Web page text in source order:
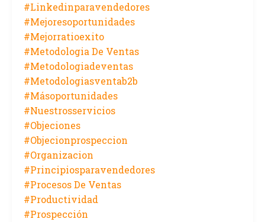
#linkedinparavendedores
#mejoresoportunidades
#mejorratioexito
#metodologia De Ventas
#metodologiadeventas
#metodologiasventab2b
#másoportunidades
#nuestrosservicios
#objeciones
#objecionprospeccion
#organizacion
#principiosparavendedores
#procesos De Ventas
#productividad
#prospección